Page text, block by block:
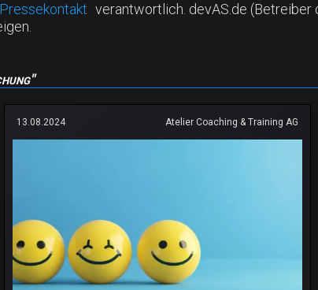
verantwortlich. devAS.de
13.08.2024 Atelier Coaching & Training AG